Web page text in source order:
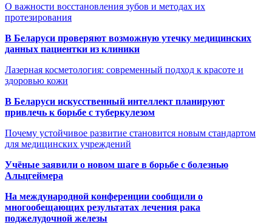
О важности восстановления зубов и методах их
протезирования
В Беларуси проверяют возможную утечку медицинских
данных пациентки из клиники
Лазерная косметология: современный подход к красоте и
здоровью кожи
В Беларуси искусственный интеллект планируют
привлечь к борьбе с туберкулезом
Почему устойчивое развитие становится новым стандартом
для медицинских учреждений
Учёные заявили о новом шаге в борьбе с болезнью
Альцгеймера
На международной конференции сообщили о
многообещающих результатах лечения рака
поджелудочной железы